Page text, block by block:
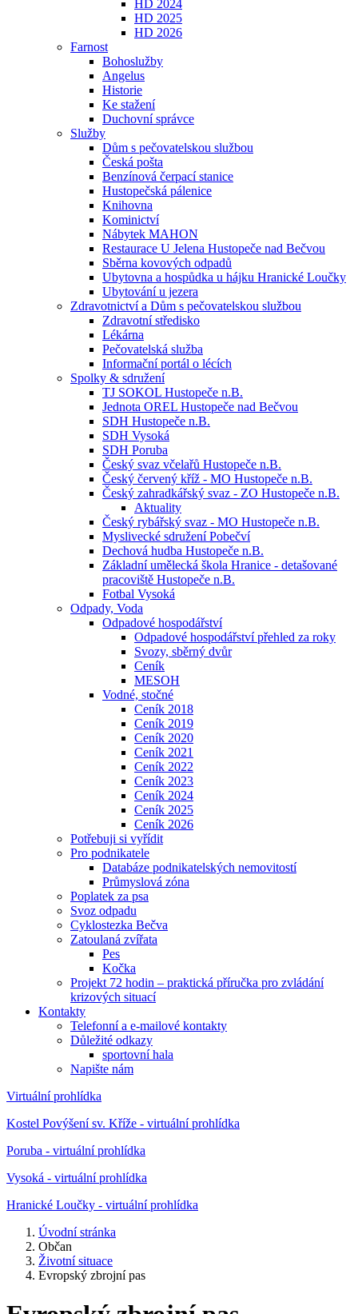
HD 2024
HD 2025
HD 2026
Farnost
Bohoslužby
Angelus
Historie
Ke stažení
Duchovní správce
Služby
Dům s pečovatelskou službou
Česká pošta
Benzínová čerpací stanice
Hustopečská pálenice
Knihovna
Kominictví
Nábytek MAHON
Restaurace U Jelena Hustopeče nad Bečvou
Sběrna kovových odpadů
Ubytovna a hospůdka u hájku Hranické Loučky
Ubytování u jezera
Zdravotnictví a Dům s pečovatelskou službou
Zdravotní středisko
Lékárna
Pečovatelská služba
Informační portál o lécích
Spolky & sdružení
TJ SOKOL Hustopeče n.B.
Jednota OREL Hustopeče nad Bečvou
SDH Hustopeče n.B.
SDH Vysoká
SDH Poruba
Český svaz včelařů Hustopeče n.B.
Český červený kříž - MO Hustopeče n.B.
Český zahradkářský svaz - ZO Hustopeče n.B.
Aktuality
Český rybářský svaz - MO Hustopeče n.B.
Myslivecké sdružení Pobečví
Dechová hudba Hustopeče n.B.
Základní umělecká škola Hranice - detašované
pracoviště Hustopeče n.B.
Fotbal Vysoká
Odpady, Voda
Odpadové hospodářství
Odpadové hospodářství přehled za roky
Svozy, sběrný dvůr
Ceník
MESOH
Vodné, stočné
Ceník 2018
Ceník 2019
Ceník 2020
Ceník 2021
Ceník 2022
Ceník 2023
Ceník 2024
Ceník 2025
Ceník 2026
Potřebuji si vyřídit
Pro podnikatele
Databáze podnikatelských nemovitostí
Průmyslová zóna
Poplatek za psa
Svoz odpadu
Cyklostezka Bečva
Zatoulaná zvířata
Pes
Kočka
Projekt 72 hodin – praktická příručka pro zvládání
krizových situací
Kontakty
Telefonní a e-mailové kontakty
Důležité odkazy
sportovní hala
Napište nám
Virtuální prohlídka
Kostel Povýšení sv. Kříže - virtuální prohlídka
Poruba - virtuální prohlídka
Vysoká - virtuální prohlídka
Hranické Loučky - virtuální prohlídka
Úvodní stránka
Občan
Životní situace
Evropský zbrojní pas